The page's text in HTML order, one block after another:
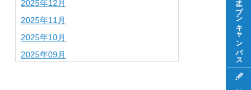
2025年12月
2025年11月
2025年10月
2025年09月
オープンキャンパス